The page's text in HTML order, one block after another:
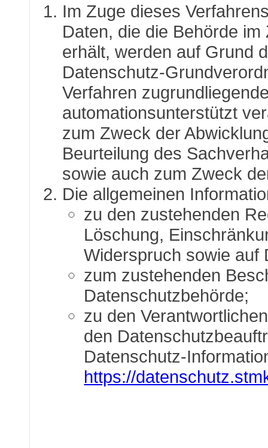
Im Zuge dieses
Daten, die die Behörde
erhält, werden auf Grund
Datenschutz-
Verfahren
automationsunterstützt
zum Zweck der
Beurteilung des
sowie auch zum Zweck
Die allgemeinen
zu den zustehenden
Löschung,
Widerspruch sowie auf
zum zustehenden
Datenschutzbehörde;
zu den
den
Datenschutz-
https://